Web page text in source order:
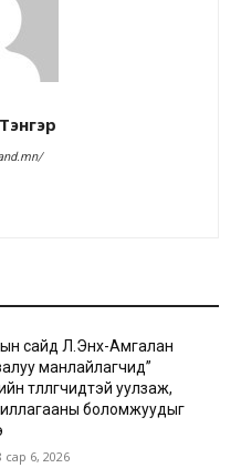
сайд Л.Энх-Амгалан
манлайлагчид”
төлөөлөгчидтэй уулзаж,
боломжуудыг
сар 6, 2026